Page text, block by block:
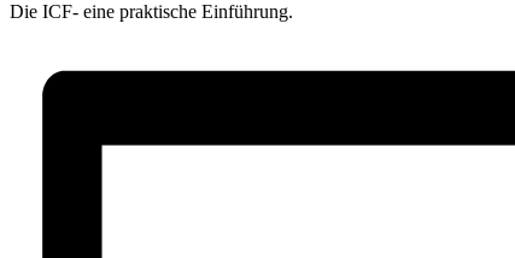
Die ICF- eine praktische Einführung.